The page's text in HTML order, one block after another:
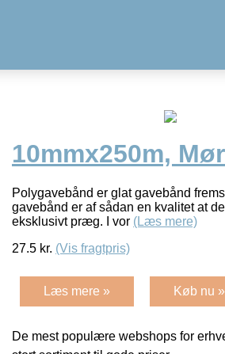
10mmx250m,
Polygavebånd er glat gavebånd
gavebånd er af sådan en kvalitet at
eksklusivt præg. I vor (Læs mere)
27.5 kr. (Vis fragtpris)
Læs mere » Køb nu »
De mest populære webshops for